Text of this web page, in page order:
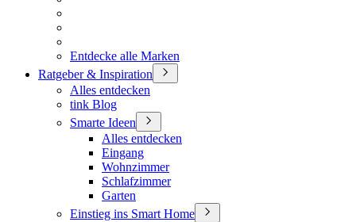
Entdecke alle Marken
Ratgeber & Inspiration
Alles entdecken
tink Blog
Smarte Ideen
Alles entdecken
Eingang
Wohnzimmer
Schlafzimmer
Garten
Einstieg ins Smart Home